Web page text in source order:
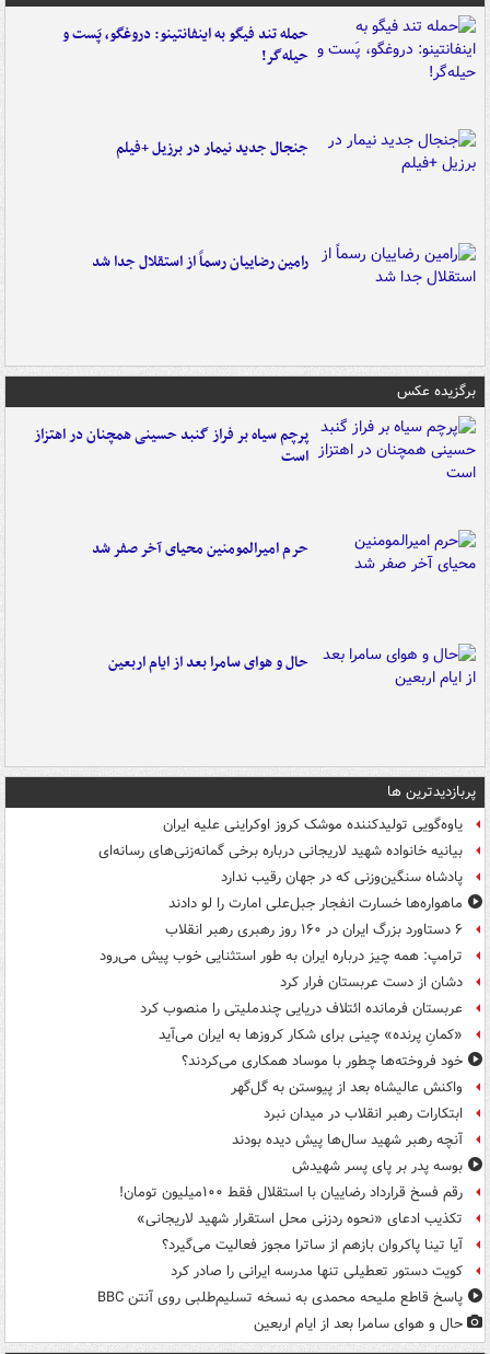
حمله تند فیگو به اینفانتینو: دروغگو، پَست‌ و
حیله‌گر!
جنجال جدید نیمار در برزیل +فیلم
رامین رضاییان رسماً از استقلال جدا شد
برگزیده عکس
پرچم سیاه بر فراز گنبد حسینی همچنان در اهتزاز
است
حرم امیرالمومنین محیای آخر صفر شد
حال و هوای سامرا بعد از ایام اربعین
پربازدیدترین ها
یاوه‌گویی تولیدکننده موشک کروز اوکراینی علیه ایران
بیانیه خانواده شهید لاریجانی درباره برخی گمانه‌زنی‌های رسانه‌ای
پادشاه سنگین‌وزنی که در جهان رقیب ندارد
ماهواره‌ها خسارت انفجار جبل‌علی امارت را لو دادند
۶ دستاورد بزرگ ایران در ۱۶۰ روز رهبری رهبر انقلاب
ترامپ: همه چیز درباره ایران به طور استثنایی خوب پیش می‌رود
دشان از دست عربستان فرار کرد
عربستان فرمانده ائتلاف دریایی چندملیتی را منصوب کرد
«کمانِ پرنده» چینی برای شکار کروزها به ایران می‌آید
خود فروخته‌ها چطور با موساد همکاری می‌کردند؟
واکنش عالیشاه بعد از پیوستن به گل‌گهر
ابتکارات رهبر انقلاب در میدان نبرد
آنچه رهبر شهید سال‌ها پیش دیده بودند
بوسه‌ پدر بر پای پسر شهیدش
رقم فسخ قرارداد رضاییان با استقلال فقط ۱۰۰میلیون تومان!
تکذیب ادعای «نحوه ردزنی محل استقرار شهید لاریجانی»
آیا تینا پاکروان بازهم از ساترا مجوز فعالیت می‌گیرد؟
کویت دستور تعطیلی تنها مدرسه ایرانی را صادر کرد
پاسخ قاطع ملیحه محمدی به نسخه تسلیم‌طلبی روی آنتن BBC
حال و هوای سامرا بعد از ایام اربعین